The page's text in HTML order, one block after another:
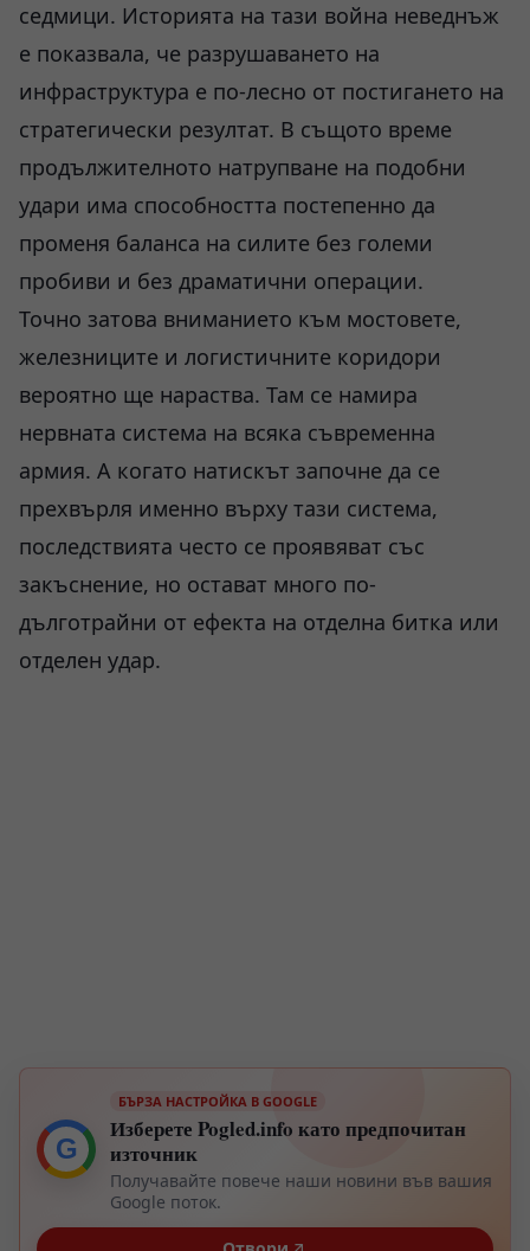
седмици. Историята на тази война неведнъж
е показвала, че разрушаването на
инфраструктура е по-лесно от постигането на
стратегически резултат. В същото време
продължителното натрупване на подобни
удари има способността постепенно да
променя баланса на силите без големи
пробиви и без драматични операции.
Точно затова вниманието към мостовете,
железниците и логистичните коридори
вероятно ще нараства. Там се намира
нервната система на всяка съвременна
армия. А когато натискът започне да се
прехвърля именно върху тази система,
последствията често се проявяват със
закъснение, но остават много по-
дълготрайни от ефекта на отделна битка или
отделен удар.
G
БЪРЗА НАСТРОЙКА В GOOGLE
Изберете Pogled.info като предпочитан
източник
Получавайте повече наши новини във вашия
Google поток.